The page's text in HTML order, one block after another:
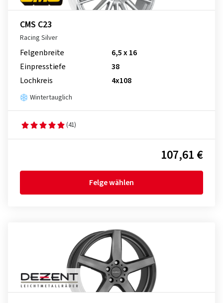
CMS C23
Racing Silver
Felgenbreite
6,5 x 16
Einpresstiefe
38
Lochkreis
4x108
Wintertauglich
(41)
107,61 €
Felge wählen